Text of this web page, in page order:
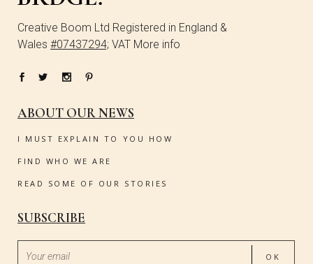
Creative Boom Ltd Registered in England &
Wales #07437294; VAT More info
ABOUT OUR NEWS
I MUST EXPLAIN TO YOU HOW
FIND WHO WE ARE
READ SOME OF OUR STORIES
SUBSCRIBE